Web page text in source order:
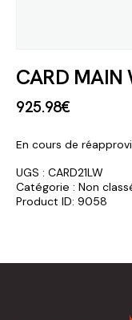
CARD MAIN
925.98€
En cours de
UGS : CARD21LW
Catégorie : Non
Product ID: 9058